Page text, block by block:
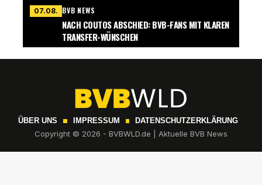
07.08. BVB NEWS
NACH COUTOS ABSCHIED: BVB-FANS MIT KLAREN
TRANSFER-WÜNSCHEN
ÜBER UNS IMPRESSUM DATENSCHUTZERKLÄRUNG
Copyright © 2026 - BVBWLD.de | Aktuelle BVB News